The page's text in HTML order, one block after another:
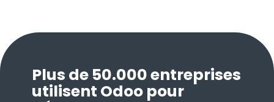
Plus de 50.000 entreprises
utilisent Odoo pour